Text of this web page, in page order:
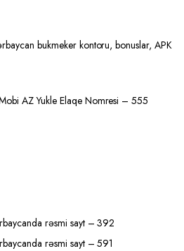
bukmeker kontoru, bonuslar, APK
AZ Yukle Elaqe Nomresi – 555
rəsmi sayt – 392
rəsmi sayt – 591